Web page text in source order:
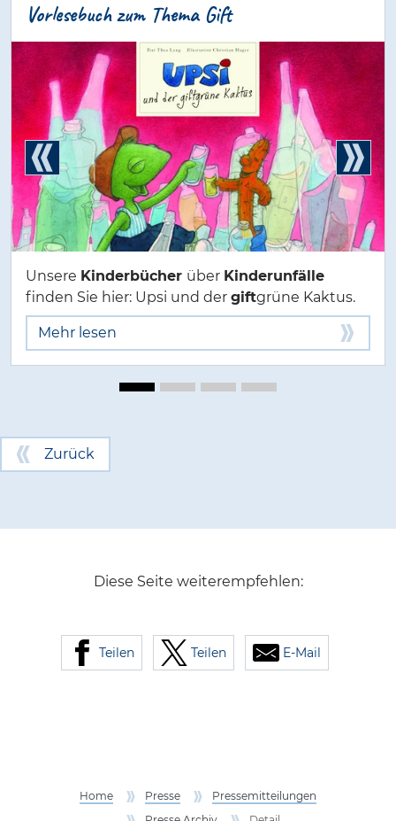
Vorlesebuch zum Thema Gift
Unsere Kinderbücher über Kinderunfälle
finden Sie hier: Upsi und der giftgrüne Kaktus.
Mehr lesen
Zurück
Diese Seite weiterempfehlen:
Teilen Teilen E-Mail
Home Presse
Pressemitteilungen